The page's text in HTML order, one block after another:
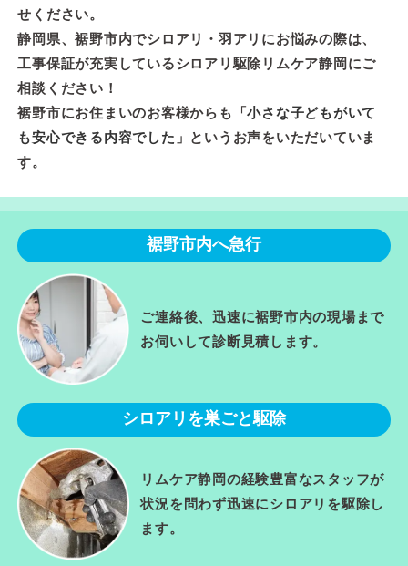
せください。
静岡県、裾野市内でシロアリ・羽アリにお悩みの際は、
工事保証が充実しているシロアリ駆除リムケア静岡にご
相談ください！
裾野市にお住まいのお客様からも「小さな子どもがいて
も安心できる内容でした 」というお声をいただいていま
す。
裾野市内へ急行
ご連絡後、迅速に裾野市内の現場まで
お伺いして診断見積します。
シロアリを巣ごと駆除
リムケア静岡の経験豊富なスタッフが
状況を問わず迅速にシロアリを駆除し
ます。